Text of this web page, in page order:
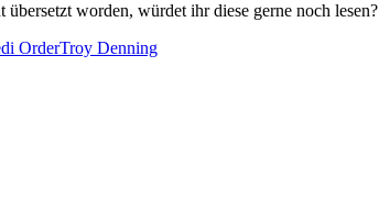
worden, würdet ihr diese gerne noch lesen?
OrderTroy Denning